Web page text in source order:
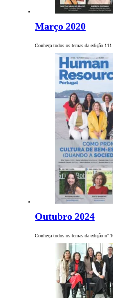
Março 2020
Conheça todos os temas da edição
Outubro 2024
Conheça todos os temas da edição nº